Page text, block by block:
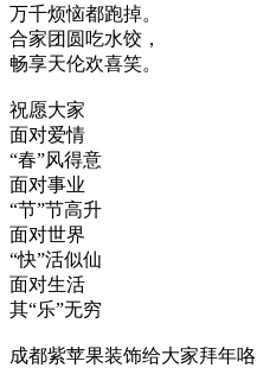
万千烦恼都跑掉。
合家团圆吃水饺，
畅享天伦欢喜笑。
祝愿大家
面对爱情
“春”风得意
面对事业
“节”节高升
面对世界
“快”活似仙
面对生活
其“乐”无穷
成都紫苹果装饰给大家拜年咯